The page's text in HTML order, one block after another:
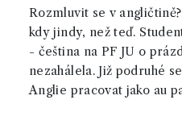
Rozmluvit se v
kdy jindy, než teď.
- čeština na PF JU o
nezahálela. Již podruhé
Anglie pracovat jako au